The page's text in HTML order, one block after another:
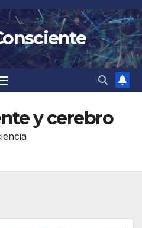
y cerebro